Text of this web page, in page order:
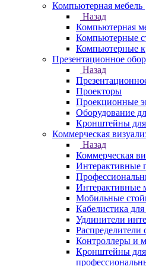
Компьютерная мебель
Назад
Компьютерная
Компьютерные
Компьютерные
Презентационное
Назад
Проекторы
Проекционные
Оборудование
Кронштейны для
Коммерческая
Назад
Коммерческая
Интерактивные
Интерактивные
Мобильные
Кабелистика
Удлинители
Распределители
Контроллеры и
Кронштейны для